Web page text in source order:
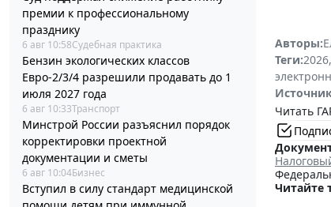
премии к профессиональному
празднику
6 авг 10:58Судебная практика
Бензин экологических классов
Евро-2/3/4 разрешили продавать до 1
июля 2027 года
6 авг 10:33Транспорт
Минстрой России разъяснил порядок
корректировки проектной
документации и сметы
6 авг 10:04Бизнес
Вступил в силу стандарт медицинской
Авторы:
Теги:2026,
Читать
Читайте